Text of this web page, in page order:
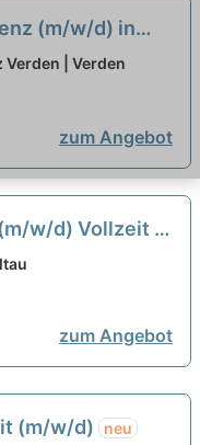
(m/w/d) in
in die
Verden | Verden
zum Angebot
w/d) Vollzeit /
zum Angebot
(m/w/d)
neu